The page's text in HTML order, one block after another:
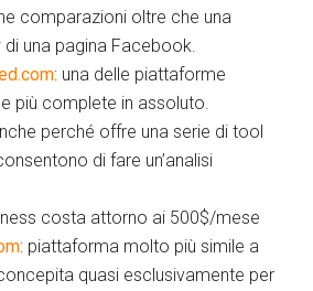
comparazioni oltre che una
di una pagina Facebook.
: una delle piattaforme
più complete in assoluto.
perché offre una serie di tool
di fare un’analisi
costa attorno ai 500$/mese
: piattaforma molto più simile a
quasi esclusivamente per